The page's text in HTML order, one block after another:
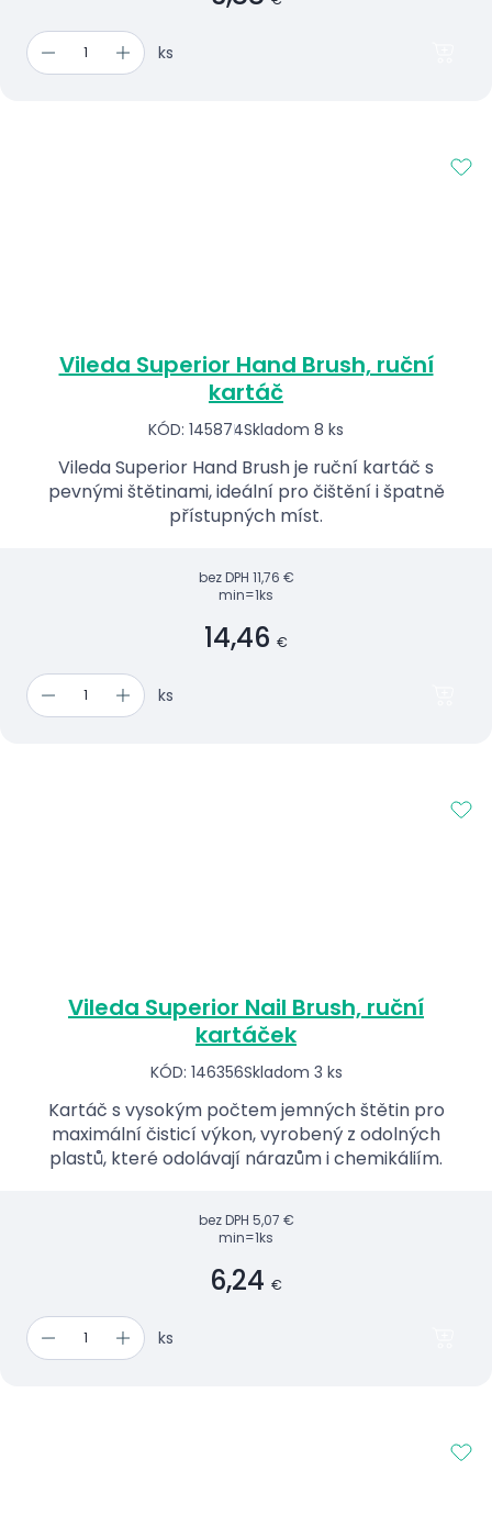
ks
Vileda Superior Hand Brush, ruční
kartáč
KÓD: 145874Skladom 8 ks
Vileda Superior Hand Brush je ruční kartáč s
pevnými štětinami, ideální pro čištění i špatně
přístupných míst.
bez DPH 11,76 €
min=1ks
14,46 €
ks
Vileda Superior Nail Brush, ruční
kartáček
KÓD: 146356Skladom 3 ks
Kartáč s vysokým počtem jemných štětin pro
maximální čisticí výkon, vyrobený z odolných
plastů, které odolávají nárazům i chemikáliím.
bez DPH 5,07 €
min=1ks
6,24 €
ks